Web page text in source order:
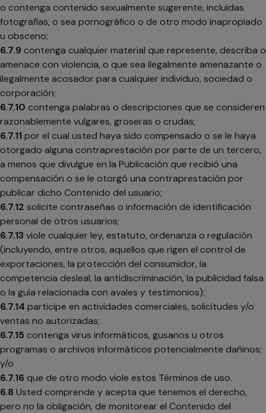
o contenga contenido sexualmente sugerente, incluidas
fotografías, o sea pornográfico o de otro modo inapropiado
u obsceno;
6.7.9 contenga cualquier material que represente, describa o
amenace con violencia, o que sea ilegalmente amenazante o
ilegalmente acosador para cualquier individuo, sociedad o
corporación;
6.7.10 contenga palabras o descripciones que se consideren
razonablemente vulgares, groseras o crudas;
6.7.11 por el cual usted haya sido compensado o se le haya
otorgado alguna contraprestación por parte de un tercero,
a menos que divulgue en la Publicación que recibió una
compensación o se le otorgó una contraprestación por
publicar dicho Contenido del usuario;
6.7.12 solicite contraseñas o información de identificación
personal de otros usuarios;
6.7.13 viole cualquier ley, estatuto, ordenanza o regulación
(incluyendo, entre otros, aquellos que rigen el control de
exportaciones, la protección del consumidor, la
competencia desleal, la antidiscriminación, la publicidad falsa
o la guía relacionada con avales y testimonios);
6.7.14 participe en actividades comerciales, solicitudes y/o
ventas no autorizadas;
6.7.15 contenga virus informáticos, gusanos u otros
programas o archivos informáticos potencialmente dañinos;
y/o
6.7.16 que de otro modo viole estos Términos de uso.
6.8 Usted comprende y acepta que tenemos el derecho,
pero no la obligación, de monitorear el Contenido del